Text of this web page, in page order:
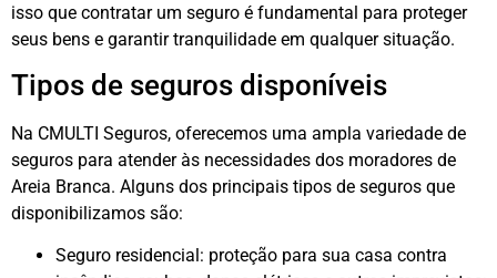
isso que contratar um seguro é fundamental para proteger
seus bens e garantir tranquilidade em qualquer situação.
Tipos de seguros disponíveis
Na CMULTI Seguros, oferecemos uma ampla variedade de
seguros para atender às necessidades dos moradores de
Areia Branca. Alguns dos principais tipos de seguros que
disponibilizamos são:
Seguro residencial: proteção para sua casa contra